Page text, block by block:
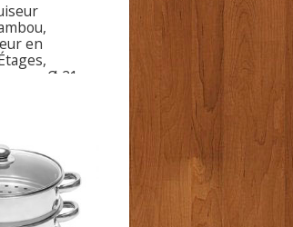
en
Ø 21
avec